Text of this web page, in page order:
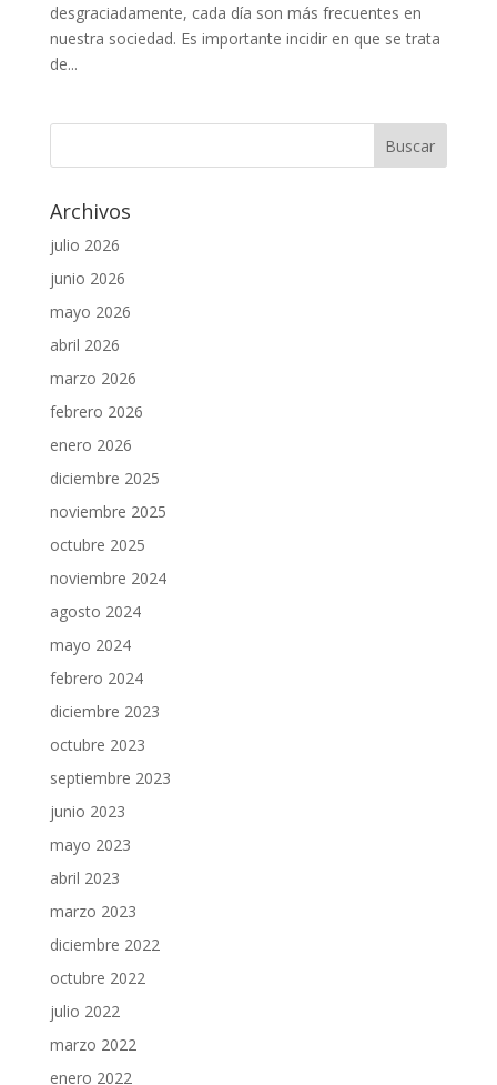
desgraciadamente, cada día son más frecuentes en
nuestra sociedad. Es importante incidir en que se trata
de...
Archivos
julio 2026
junio 2026
mayo 2026
abril 2026
marzo 2026
febrero 2026
enero 2026
diciembre 2025
noviembre 2025
octubre 2025
noviembre 2024
agosto 2024
mayo 2024
febrero 2024
diciembre 2023
octubre 2023
septiembre 2023
junio 2023
mayo 2023
abril 2023
marzo 2023
diciembre 2022
octubre 2022
julio 2022
marzo 2022
enero 2022